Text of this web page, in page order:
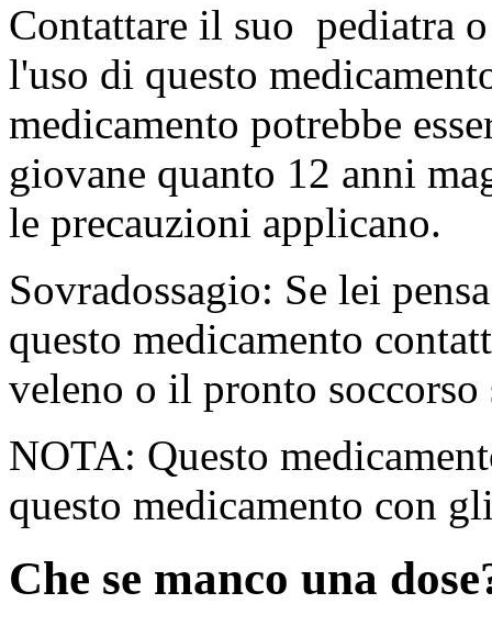
Contattare il suo pediatra
l'uso di questo
medicamento potrebbe
giovane quanto 12 anni
le precauzioni applicano.
Sovradossagio: Se lei
questo medicamento
veleno o il pronto soccorso
NOTA: Questo
questo medicamento con
Che se manco una